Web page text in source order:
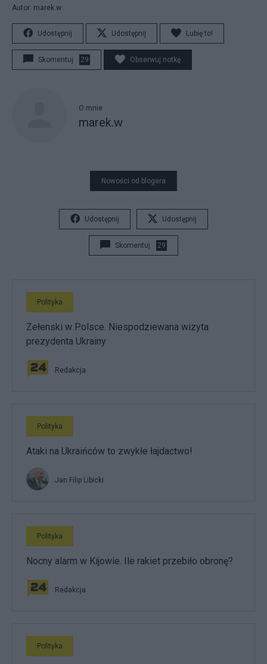
Autor: marek.w
Udostępnij Udostępnij Lubię to!
Skomentuj 29 Obserwuj notkę
O mnie
marek.w
Nowości od blogera
Udostępnij Udostępnij
Skomentuj 29
Polityka
Zełenski w Polsce. Niespodziewana wizyta
prezydenta Ukrainy
Redakcja
Polityka
Ataki na Ukraińców to zwykłe łajdactwo!
Jan Filip Libicki
Polityka
Nocny alarm w Kijowie. Ile rakiet przebiło obronę?
Redakcja
Polityka